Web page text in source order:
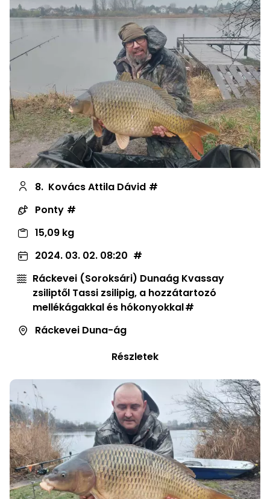
8. Kovács Attila Dávid
Ponty
15,09 kg
2024. 03. 02. 08:20
Ráckevei (Soroksári) Dunaág Kvassay
zsiliptől Tassi zsilipig, a hozzátartozó
mellékágakkal és hókonyokkal
Ráckevei Duna-ág
Részletek